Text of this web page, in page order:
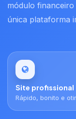
módulo financeiro
única plataforma
Site profissional
Rápido, bonito e